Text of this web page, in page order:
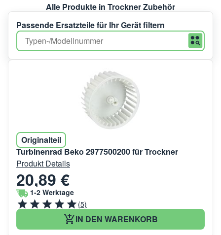
Alle Produkte in Trockner Zubehör
Passende Ersatzteile für Ihr Gerät filtern
Originalteil
Turbinenrad Beko 2977500200 für Trockner
Produkt Details
20,89 €
1-2 Werktage
(5)
IN DEN WARENKORB